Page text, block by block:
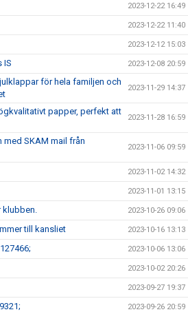
2023-12-22 16:49
2023-12-22 11:40
2023-12-12 15:03
IS 2023-12-08 20:59
för hela familjen och
2023-11-29 14:37
papper, perfekt att
2023-11-28 16:59
med SKAM mail från
2023-11-06 09:59
2023-11-02 14:32
2023-11-01 13:15
2023-10-26 09:06
till kansliet 2023-10-16 13:13
2023-10-06 13:06
2023-10-02 20:26
2023-09-27 19:37
2023-09-26 20:59